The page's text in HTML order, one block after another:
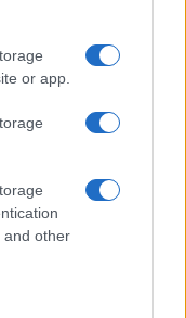
or app.
and other
osvežitev: Skočite v
Slovenj Gradcu in na
- Območje Sv.